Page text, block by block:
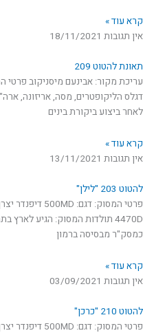
קרא עוד »
אין תגובות 18/11/2021
תאונת להטוט 209
לאחר ביצוע ביקורת בינים
קרא עוד »
אין תגובות 13/11/2021
להטוט 203 "לילן"
כמסק"ר מבסיסה ברמון
קרא עוד »
אין תגובות 03/09/2021
להטוט 210 "כרכן"